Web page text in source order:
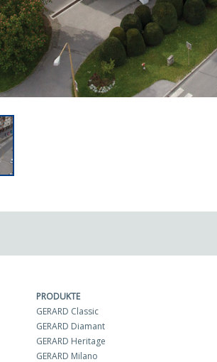
PRODUKTE
GERARD Classic
GERARD Diamant
GERARD Heritage
GERARD Milano